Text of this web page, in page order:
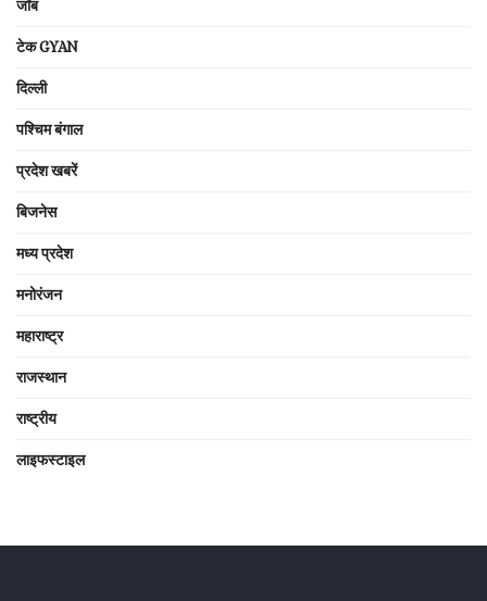
जॉब
टेक GYAN
दिल्ली
पश्चिम बंगाल
प्रदेश खबरें
बिजनेस
मध्य प्रदेश
मनोरंजन
महाराष्ट्र
राजस्थान
राष्ट्रीय
लाइफस्टाइल